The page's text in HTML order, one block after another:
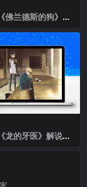
佛兰德斯的狗》解
龙的牙医》解说文